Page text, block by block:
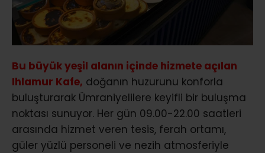
Bu büyük yeşil alanın içinde hizmete açılan
Ihlamur Kafe, doğanın huzurunu konforla
buluşturarak Ümraniyelilere keyifli bir buluşma
noktası sunuyor. Her gün 09.00-22.00 saatleri
arasında hizmet veren tesis, ferah ortamı,
güler yüzlü personeli ve nezih atmosferiyle